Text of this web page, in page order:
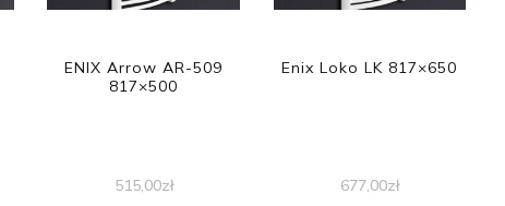
ENIX Arrow AR-509
817×500
515,00zł
Enix Loko LK 817×650
677,00zł